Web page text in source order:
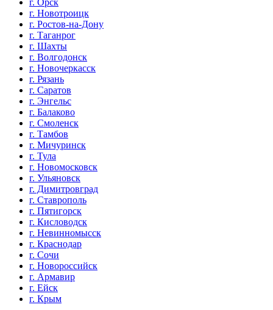
г. Орск
г. Новотроицк
г. Ростов-на-Дону
г. Таганрог
г. Шахты
г. Волгодонск
г. Новочеркасск
г. Рязань
г. Саратов
г. Энгельс
г. Балаково
г. Смоленск
г. Тамбов
г. Мичуринск
г. Тула
г. Новомосковск
г. Ульяновск
г. Димитровград
г. Ставрополь
г. Пятигорск
г. Кисловодск
г. Невинномысск
г. Краснодар
г. Сочи
г. Новороссийск
г. Армавир
г. Ейск
г. Крым